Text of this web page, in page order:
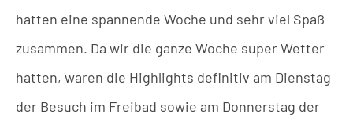
hatten eine spannende Woche und sehr viel Spaß
zusammen. Da wir die ganze Woche super Wetter
hatten, waren die Highlights definitiv am Dienstag
der Besuch im Freibad sowie am Donnerstag der